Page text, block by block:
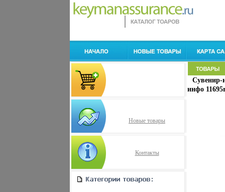
Новые товары
Контакты
Сувенир-
инфо